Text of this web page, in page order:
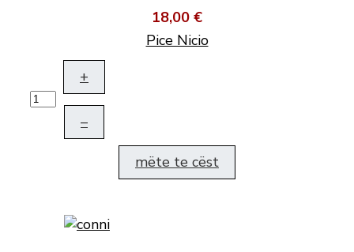
18,00 €
Pice Nicio
+
–
mëte te cëst